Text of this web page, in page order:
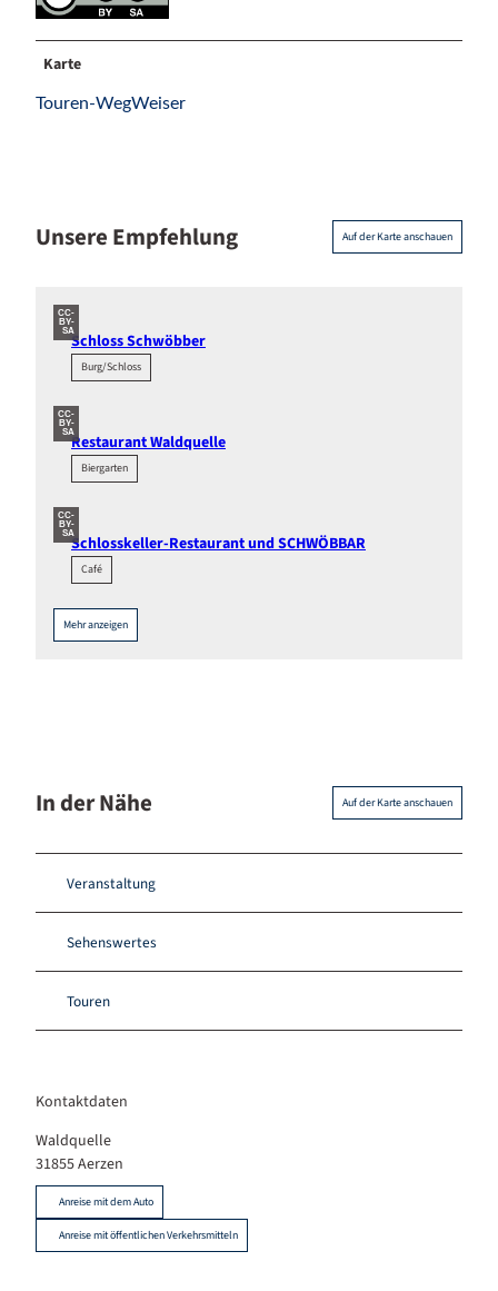
Karte
Touren-WegWeiser
Unsere Empfehlung Auf der Karte anschauen
CC-
BY-
SASchloss Schwöbber
Burg/Schloss
CC-
BY-
SARestaurant Waldquelle
Biergarten
CC-
BY-
SASchlosskeller-Restaurant und SCHWÖBBAR
Café
Mehr anzeigen
In der Nähe Auf der Karte anschauen
Veranstaltung
Sehenswertes
Touren
Kontaktdaten
Waldquelle
31855Aerzen
Anreise mit dem Auto
Anreise mit öffentlichen Verkehrsmitteln